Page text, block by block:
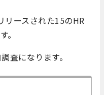
リースされた15のHR
。
査になります。